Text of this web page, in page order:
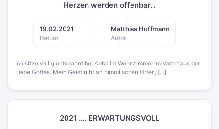
Herzen werden offenbar…
19.02.2021
Datum
Matthias Hoffmann
Autor
Ich sitze völlig entspannt bei Abba im Wohnzimmer im Vaterhaus der
Liebe Gottes. Mein Geist ruht an himmlischen Orten, [...]
2021 …. ERWARTUNGSVOLL